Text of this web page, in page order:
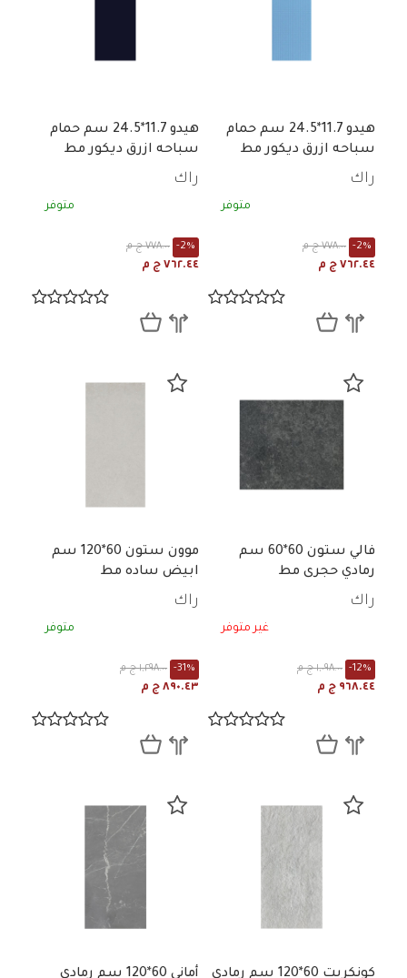
هيدو 11.7*24.5 سم حمام
سباحه ازرق ديكور مط
A21SHYDO-SKB.MTX0U
راك
متوفر
٧٧٨.٠٠ ج م -2%
٧٦٢.٤٤ ج م
هيدو 11.7*24.5 سم حمام
سباحه ازرق ديكور مط
A21SHYDO-NAY.MTX0U
راك
متوفر
٧٧٨.٠٠ ج م -2%
٧٦٢.٤٤ ج م
فالي ستون 60*60 سم
رمادي حجرى مط
راك
غير متوفر
١,٠٩٨.٠٠ ج م -12%
٩٦٨.٤٤ ج م
موون ستون 60*120 سم
ابيض ساده مط
راك
متوفر
١,٢٩٨.٠٠ ج م -31%
٨٩٠.٤٣ ج م
كونكريت 60*120 سم رمادي أماني 60*120 سم رمادي